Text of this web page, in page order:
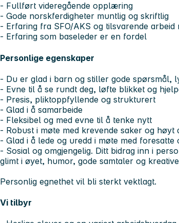
- Fullført videregående opplæring
- Gode norskferdigheter muntlig og skriftlig
- Erfaring fra SFO/AKS og tilsvarende
- Erfaring som baseleder er en fordel
Personlige egenskaper
- Du er glad i barn og stiller gode spørsmål,
- Evne til å se rundt deg, løfte blikket og
- Presis, pliktoppfyllende og strukturert
- Glad i å samarbeide
- Fleksibel og med evne til å tenke nytt
- Robust i møte med krevende saker og høyt
- Glad i å lede og uredd i møte med
- Sosial og omgjengelig. Ditt bidrag inn i
glimt i øyet, humor, gode samtaler og
Personlig egnethet vil bli sterkt vektlagt.
Vi tilbyr